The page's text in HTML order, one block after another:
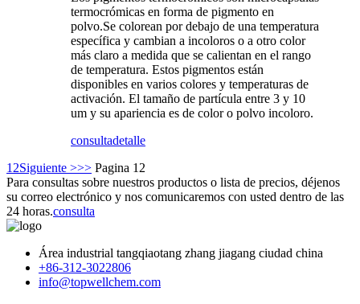
termocrómicas en forma de pigmento en
polvo.Se colorean por debajo de una temperatura
específica y cambian a incoloros o a otro color
más claro a medida que se calientan en el rango
de temperatura. Estos pigmentos están
disponibles en varios colores y temperaturas de
activación. El tamaño de partícula entre 3 y 10
um y su apariencia es de color o polvo incoloro.
consultadetalle
1 2Siguiente >>> Pagina 12
Para consultas sobre nuestros productos o lista de precios, déjenos
su correo electrónico y nos comunicaremos con usted dentro de las
24 horas.consulta
Área industrial tangqiaotang zhang jiagang ciudad china
+86-312-3022806
info@topwellchem.com